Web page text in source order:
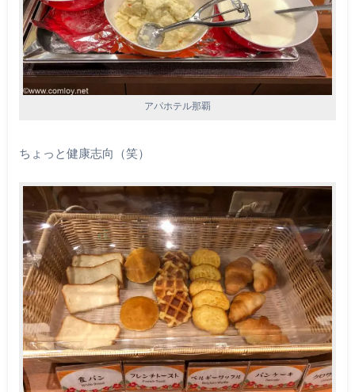
アパホテル那覇
ちょっと健康志向（笑）